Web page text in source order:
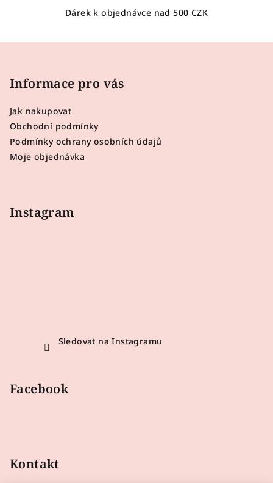
Dárek k objednávce nad 500 CZK
Informace pro vás
Jak nakupovat
Obchodní podmínky
Podmínky ochrany osobních údajů
Moje objednávka
Instagram
Sledovat na Instagramu
Facebook
Kontakt